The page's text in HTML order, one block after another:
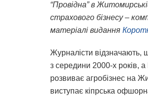
“Провідна” в
страхового бізнесу –
матеріалі видання
Журналісти відзначають,
з середини 2000-х років,
розвиває агробізнес на
виступає кіпрська